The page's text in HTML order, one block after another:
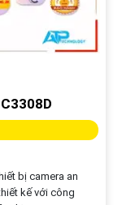
bị camera an
kế với công